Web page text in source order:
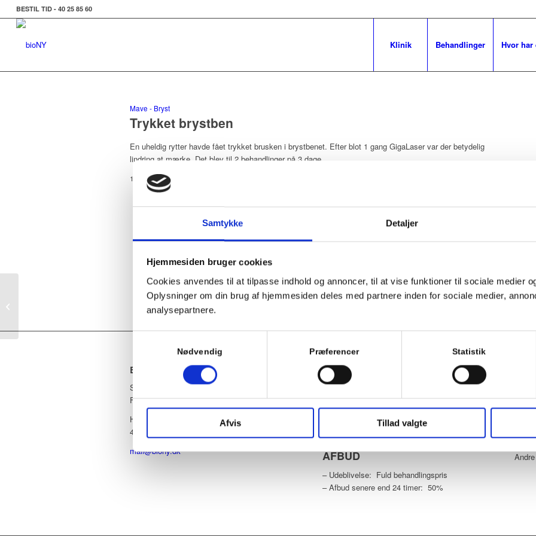
Samtykke Detaljer
Hjemmesiden bruger cookies
Cookies anvendes til at tilpasse indhold og annoncer, til at vise funktioner til sociale medier
Oplysninger om din brug af hjemmesiden deles med partnere inden for sociale medier,
analysepartnere.
Nødvendig Præferencer Statistik
Afvis Tillad valgte
BESTIL TID - 40 25 85 60
Klinik Behandlinger Hvor har
Mave - Bryst
Trykket brystben
En uheldig rytter havde fået trykket brusken i brystbenet. Efter blot 1 gang GigaLaser var der betydelig
lindring at mærke. Det blev til 2 behandlinger på 3 dage.
1. november 2017
BIONY KLINIK
Stevns Kommunes Sundheds- og
FrivillighedsCenter
Hovedgaden 46
4652 Hårlev
mail@biony.dk
TELEFONTID
M : 40 25 85 60
Træffes bedst hverdage kl. 9.00 til 9.30.
Ellers indtal en besked eller skriv en SMS.
AFBUD
– Udeblivelse: Fuld behandlingspris
– Afbud senere end 24 timer: 50%
Tirs:
Ons:
Fre: